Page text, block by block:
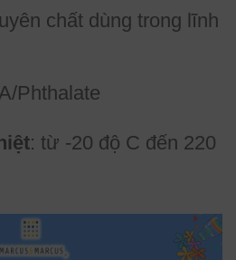
chất dùng trong lĩnh
Phthalate
: từ -20 độ C đến 220